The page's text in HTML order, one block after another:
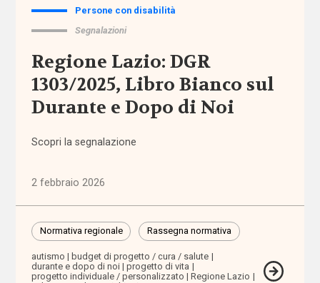
amministrazione
condivisa
Anac
anagrafe
Anci
Anpal
aree
interne
Persone con disabilità
Segnalazioni
Regione Lazio: DGR
1303/2025, Libro Bianco sul
Durante e Dopo di Noi
Scopri la segnalazione
2 febbraio 2026
Normativa regionale Rassegna normativa
autismo
budget di progetto / cura / salute
durante e dopo di noi
progetto di vita
progetto individuale / personalizzato
Regione Lazio